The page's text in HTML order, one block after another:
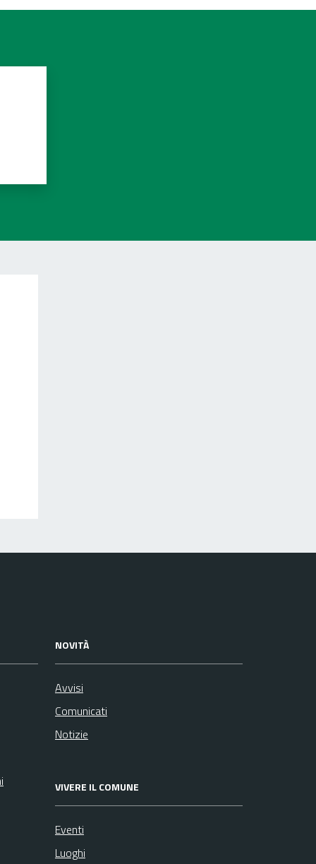
NOVITÀ
Avvisi
Comunicati
Notizie
VIVERE IL COMUNE
Eventi
Luoghi